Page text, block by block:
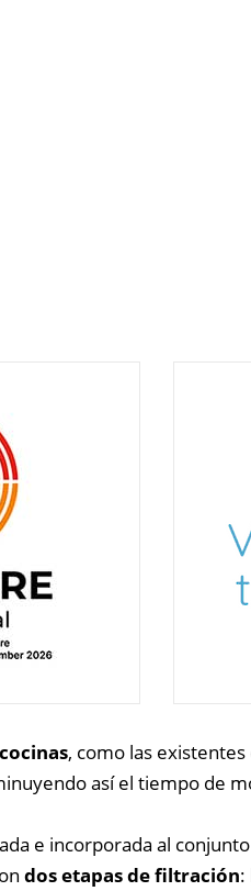
, como las
así el tiempo de
e incorporada al
dos etapas de filtración: